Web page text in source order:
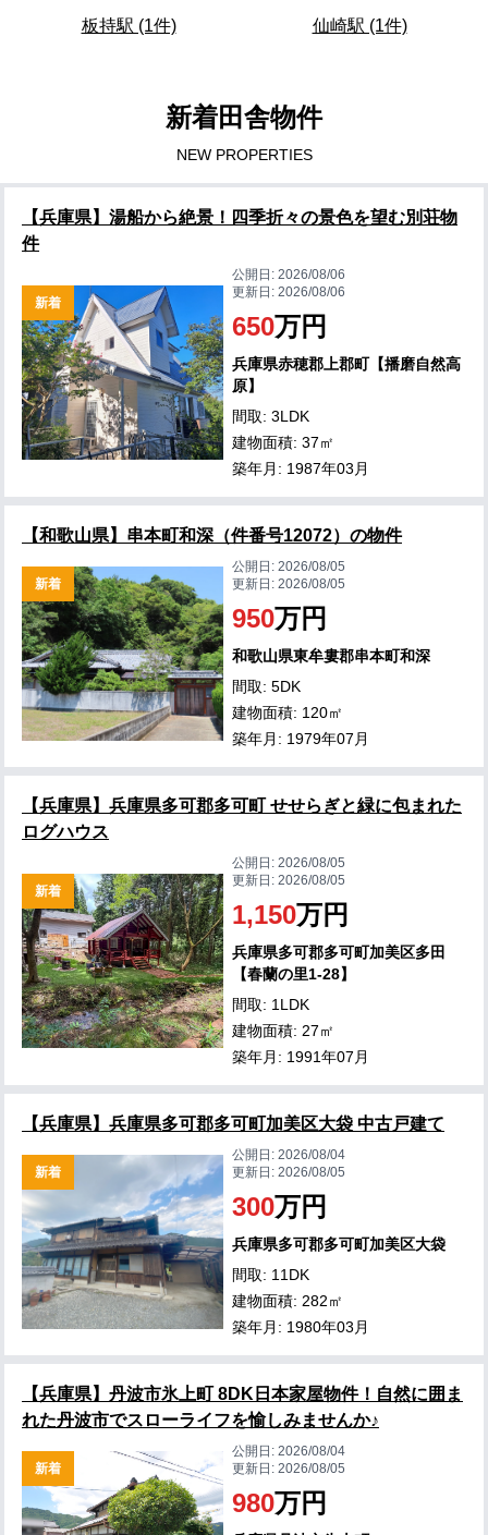
板持駅 (1件) 仙崎駅 (1件)
新着田舎物件
NEW PROPERTIES
【兵庫県】湯船から絶景！四季折々の景色を望む別荘物
件
新着
公開日:2026/08/06
更新日:2026/08/06
650万円
兵庫県赤穂郡上郡町【播磨自然高
原】
間取: 3LDK
建物面積: 37㎡
築年月: 1987年03月
【和歌山県】串本町和深（件番号12072）の物件
新着
公開日:2026/08/05
更新日:2026/08/05
950万円
和歌山県東牟婁郡串本町和深
間取: 5DK
建物面積: 120㎡
築年月: 1979年07月
【兵庫県】兵庫県多可郡多可町 せせらぎと緑に包まれた
ログハウス
新着
公開日:2026/08/05
更新日:2026/08/05
1,150万円
兵庫県多可郡多可町加美区多田
【春蘭の里1-28】
間取: 1LDK
建物面積: 27㎡
築年月: 1991年07月
【兵庫県】兵庫県多可郡多可町加美区大袋 中古戸建て
新着
公開日:2026/08/04
更新日:2026/08/05
300万円
兵庫県多可郡多可町加美区大袋
間取: 11DK
建物面積: 282㎡
築年月: 1980年03月
【兵庫県】丹波市氷上町 8DK日本家屋物件！自然に囲ま
れた丹波市でスローライフを愉しみませんか♪
新着
公開日:2026/08/04
更新日:2026/08/05
980万円